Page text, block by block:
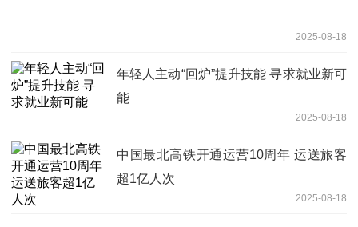
2025-08-18
年轻人主动“回炉”提升技能 寻求就业新可
能
2025-08-18
中国最北高铁开通运营10周年 运送旅客
超1亿人次
2025-08-18